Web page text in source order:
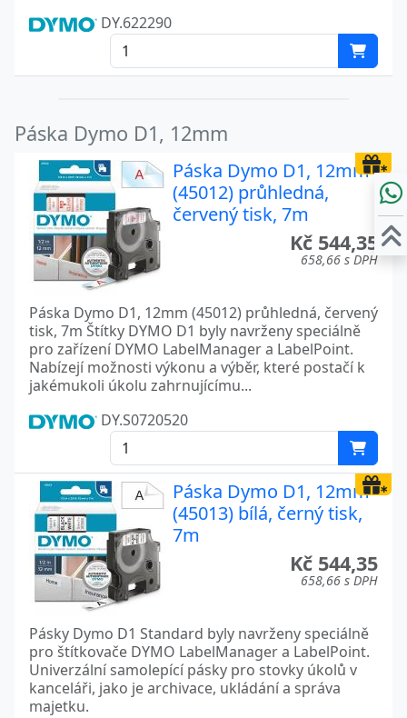
DY.622290
Páska Dymo D1, 12mm
Páska Dymo D1, 12mm
(45012) průhledná,
červený tisk, 7m
Kč 544,35
658,66 s DPH
Páska Dymo D1, 12mm (45012) průhledná, červený
tisk, 7m Štítky DYMO D1 byly navrženy speciálně
pro zařízení DYMO LabelManager a LabelPoint.
Nabízejí možnosti výkonu a výběr, které postačí k
jakémukoli úkolu zahrnujícímu...
DY.S0720520
Páska Dymo D1, 12mm
(45013) bílá, černý tisk,
7m
Kč 544,35
658,66 s DPH
Pásky Dymo D1 Standard byly navrženy speciálně
pro štítkovače DYMO LabelManager a LabelPoint.
Univerzální samolepící pásky pro stovky úkolů v
kanceláři, jako je archivace, ukládání a správa
majetku.